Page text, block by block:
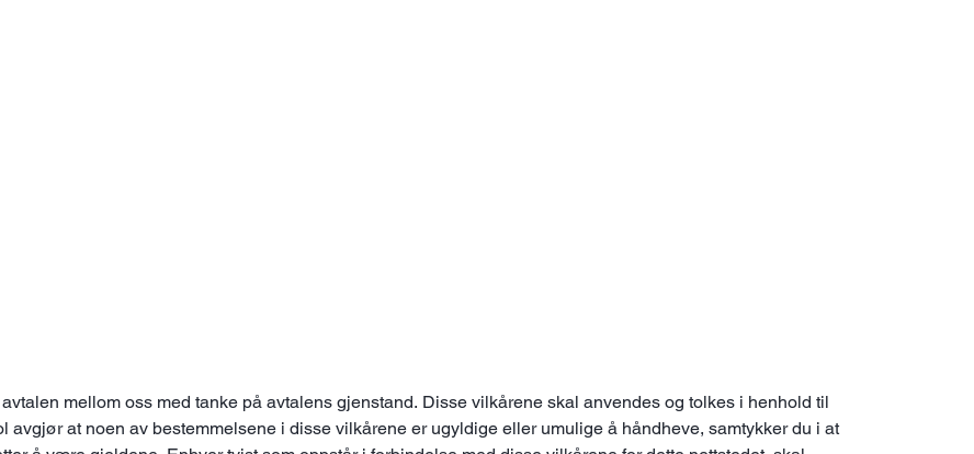
mellom oss med tanke på avtalens gjenstand. Disse vilkårene skal anvendes og tolkes i henhold til
avgjør at noen av bestemmelsene i disse vilkårene er ugyldige eller umulige å håndheve, samtykker du i at